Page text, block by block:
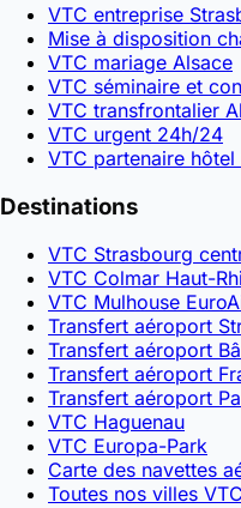
VTC entreprise
Mise à disposition
VTC mariage Alsace
VTC séminaire et
VTC transfrontalier
VTC urgent 24h/24
VTC partenaire hôtel
Destinations
VTC Strasbourg
VTC Colmar Haut-
VTC Mulhouse
Transfert aéroport
Transfert aéroport
Transfert aéroport
Transfert aéroport
VTC Haguenau
VTC Europa-Park
Carte des navettes
Toutes nos villes VTC